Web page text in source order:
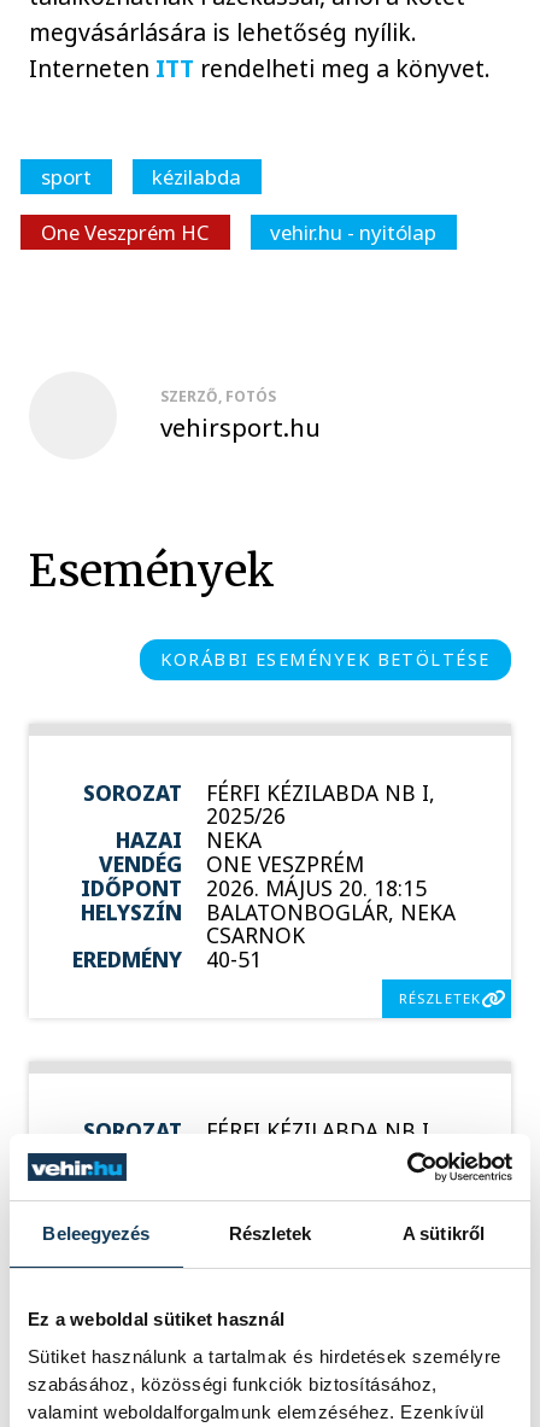
Beleegyezés Részletek A sütikről
Ez a weboldal sütiket használ
Sütiket használunk a tartalmak és hirdetések személyre
szabásához, közösségi funkciók biztosításához,
valamint weboldalforgalmunk elemzéséhez. Ezenkívül
megvásárlására is lehetőség nyílik.
Interneten ITT rendelheti meg a könyvet.
sport
kézilabda
One Veszprém HC
vehir.hu - nyitólap
SZERZŐ, FOTÓS
vehirsport.hu
Események
KORÁBBI ESEMÉNYEK BETÖLTÉSE
SOROZAT FÉRFI KÉZILABDA NB I,
2025/26
HAZAI
NEKA
VENDÉG
ONE VESZPRÉM
IDŐPONT
2026. MÁJUS 20. 18:15
HELYSZÍN
BALATONBOGLÁR, NEKA
CSARNOK
EREDMÉNY
40-51
RÉSZLETEK
SOROZAT FÉRFI KÉZILABDA NB I,
HAZAI
VENDÉG
OTP BANK-PICK SZEGED
IDŐPONT
2026. MÁJUS 29. 19:00
HELYSZÍN
ONE VESZPRÉM ARÉNA
EREDMÉNY
38-36